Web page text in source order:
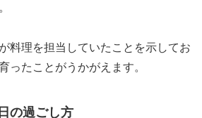
料理を担当していたことを示してお
ったことがうかがえます。
の過ごし方